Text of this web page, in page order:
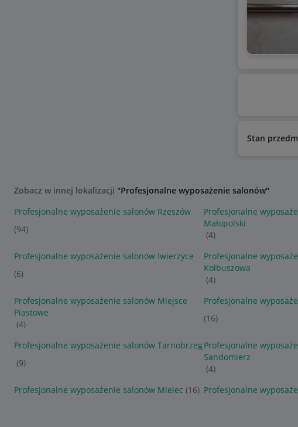
Stan
Zobacz w innej lokalizacji "Profesjonalne wyposażenie salonów"
Profesjonalne wyposażenie salonów Rzeszów
(94)
Profesjonalne
Małopolski
(4)
Profesjonalne wyposażenie salonów Iwierzyce
(6)
Profesjonalne
Kolbuszowa
(4)
Profesjonalne wyposażenie salonów Miejsce
Piastowe
(4)
Profesjonalne
(16)
Profesjonalne wyposażenie salonów Tarnobrzeg
(9)
Profesjonalne
Sandomierz
(4)
Profesjonalne wyposażenie salonów Mielec (16) Profesjonalne